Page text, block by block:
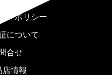
ーポリシー
について
合せ
店情報